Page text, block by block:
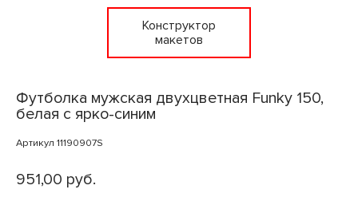
Конструктор
макетов
Футболка мужская двухцветная Funky 150,
белая с ярко-синим
Артикул 11190907S
951,00 руб.